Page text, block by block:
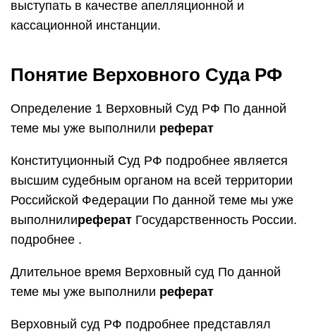
выступать в качестве апелляционной и
кассационной инстанции.
Понятие Верховного Суда РФ
Определение 1 Верховный Суд РФ По данной
теме мы уже выполнили реферат
Конституционный Суд РФ подробнее является
высшим судебным органом на всей территории
Российской Федерации По данной теме мы уже
выполнилиреферат Государственность России.
подробнее .
Длительное время Верховный суд По данной
теме мы уже выполнили реферат
Верховный суд РФ подробнее представлял